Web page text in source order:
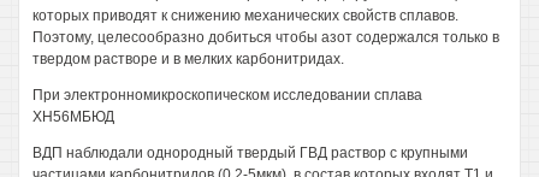
которых приводят к снижению механических свойств сплавов.
Поэтому, целесообразно добиться чтобы азот содержался только в
твердом растворе и в мелких карбонитридах.
При электронномикроскопическом исследовании сплава
ХН56МБЮД
ВДП наблюдали однородный твердый ГВД раствор с крупными